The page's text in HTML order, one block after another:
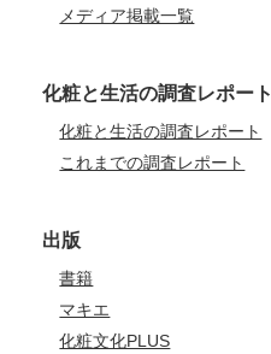
メディア掲載一覧
化粧と生活の調査レポート
化粧と生活の調査レポート
これまでの調査レポート
出版
書籍
マキエ
化粧文化PLUS